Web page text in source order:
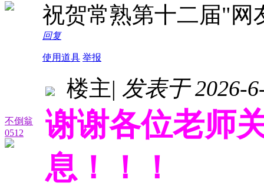
祝贺常熟第十二届"网
回复
使用道具 举报
不倒翁
0512
楼主| 发表于 2026-
谢谢各位老师
息！！！